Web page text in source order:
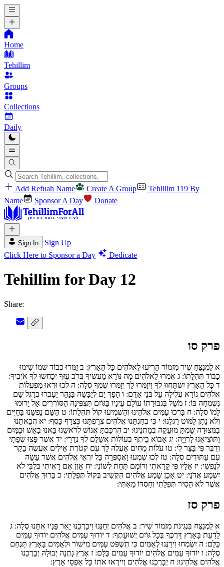
Home
Tehillim
Groups
Collections
Daily
Add Refuah Name Create A Group
Tehillim 119 By
Name
Sponsor A Day Donate
Sign In
Sign Up
Click Here to Sponsor a Day
Dedicate
Tehillim for Day 12
Share:
פרק סו
א לַמְנַצֵּחַ שִׁיר מִזְמוֹר הָרִיעוּ לֵאלֹהִים כָּל הָאָרֶץ: ב זַמְּרוּ כְבוֹד שְׁמוֹ שִׂימוּ
כָבוֹד תְּהִלָּתוֹ: ג אִמְרוּ לֵאלֹהִים מַה נּוֹרָא מַעֲשֶׂיךָ בְּרֹב עֻזְּךָ יְכַחֲשׁוּ לְךָ אֹיְבֶיךָ:
ד כָּל הָאָרֶץ יִשְׁתַּחֲווּ לְךָ וִיזַמְּרוּ לָךְ יְזַמְּרוּ שִׁמְךָ סֶלָה: ה לְכוּ וּרְאוּ מִפְעֲלוֹת
אֱלֹהִים נוֹרָא עֲלִילָה עַל בְּנֵי אָדָם: ו הָפַךְ יָם לְיַבָּשָׁה בַּנָּהָר יַעַבְרוּ בְרָגֶל שָׁם
נִשְׂמְחָה בּוֹ: ז מֹשֵׁל בִּגְבוּרָתוֹ עוֹלָם עֵינָיו בַּגּוֹיִם תִּצְפֶּינָה הַסּוֹרְרִים אַל יָרוּמוּ
לָמוֹ סֶלָה: ח בָּרְכוּ עַמִּים אֱלֹהֵינוּ וְהַשְׁמִיעוּ קוֹל תְּהִלָּתוֹ: ט הַשָּׂם נַפְשֵׁנוּ בַּחַיִּים
וְלֹא נָתַן לַמּוֹט רַגְלֵנוּ: י כִּי בְחַנְתָּנוּ אֱלֹהִים צְרַפְתָּנוּ כִּצְרָף כָּסֶף: יא הֲבֵאתָנוּ
בַמְּצוּדָה שַׂמְתָּ מוּעָקָה בְמָתְנֵינוּ: יב הִרְכַּבְתָּ אֱנוֹשׁ לְרֹאשֵׁנוּ בָּאנוּ בָאֵשׁ וּבַמַּיִם
וַתּוֹצִיאֵנוּ לָרְוָיָה: יג אָבוֹא בֵיתְךָ בְעוֹלוֹת אֲשַׁלֵּם לְךָ נְדָרָי: יד אֲשֶׁר פָּצוּ שְׂפָתָי
וְדִבֶּר פִּי בַּצַּר לִי: טו עֹלוֹת מֵחִים אַעֲלֶה לָּךְ עִם קְטֹרֶת אֵילִים אֶעֱשֶׂה בָקָר
עִם עַתּוּדִים סֶלָה: טז לְכוּ שִׁמְעוּ וַאֲסַפְּרָה כָּל יִרְאֵי אֱלֹהִים אֲשֶׁר עָשָׂה
לְנַפְשִׁי: יז אֵלָיו פִּי קָרָאתִי וְרוֹמַם תַּחַת לְשׁוֹנִי: יח אָוֶן אִם רָאִיתִי בְלִבִּי לֹא
יִשְׁמַע אֲדֹנָי: יט אָכֵן שָׁמַע אֱלֹהִים הִקְשִׁיב בְּקוֹל תְּפִלָּתִי: כ בָּרוּךְ אֱלֹהִים
אֲשֶׁר לֹא הֵסִיר תְּפִלָּתִי וְחַסְדּוֹ מֵאִתִּי:
פרק סז
א לַמְנַצֵּח בִּנְגִינֹת מִזְמוֹר שִׁיר: ב אֱלֹהִים יְחָנֵּנוּ וִיבָרְכֵנוּ יָאֵר פָּנָיו אִתָּנוּ סֶלָה: ג
לָדַעַת בָּאָרֶץ דַּרְכֶּךָ בְּכָל גּוֹיִם יְשׁוּעָתֶךָ: ד יוֹדוּךָ עַמִּים אֱלֹהִים יוֹדוּךָ עַמִּים
כֻּלָּם: ה יִשְׂמְחוּ וִירַנְּנוּ לְאֻמִּים כִּי תִשְׁפֹּט עַמִּים מִישׁוֹר וּלְאֻמִּים בָּאָרֶץ תַּנְחֵם
סֶלָה: ו יוֹדוּךָ עַמִּים אֱלֹהִים יוֹדוּךָ עַמִּים כֻּלָּם: ז אֶרֶץ נָתְנָה יְבוּלָהּ יְבָרְכֵנוּ
אֱלֹהִים אֱלֹהֵינוּ: ח יְבָרְכֵנוּ אֱלֹהִים וְיִירְאוּ אֹתוֹ כָּל אַפְסֵי אָרֶץ: